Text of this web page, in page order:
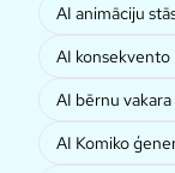
AI animāciju
AI
AI bērnu
AI Komiko